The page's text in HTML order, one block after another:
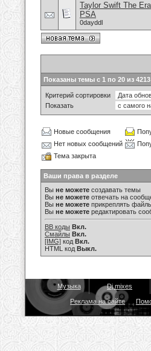
Taylor Swift The
PSA
0dayddl
Показаны темы с 1 по 20 из 4213
Критерий сортировки
Показать
Новые сообщения
Нет новых сообщений
Тема закрыта
Ваши права в разделе
Вы не можете создавать темы
Вы не можете отвечать на
Вы не можете прикреплять
Вы не можете редактировать
BB коды Вкл.
Смайлы Вкл.
[IMG] код Вкл.
HTML код Выкл.
Музыка Dj mixes
Реклама на сайте